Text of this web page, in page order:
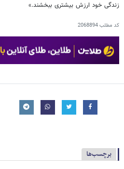
زندگی خود ارزش بیشتری ببخشند.»
کد مطلب2068894
برچسب‌ها